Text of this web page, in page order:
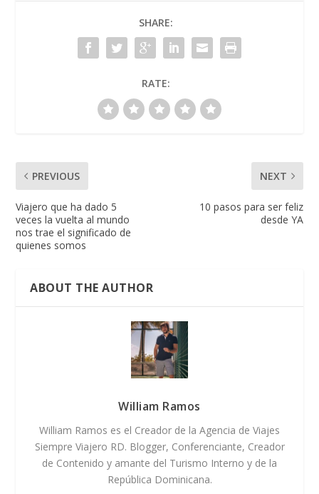
SHARE:
RATE:
PREVIOUS
Viajero que ha dado 5
veces la vuelta al mundo
nos trae el significado de
quienes somos
NEXT
10 pasos para ser feliz
desde YA
ABOUT THE AUTHOR
William Ramos
William Ramos es el Creador de la Agencia de Viajes
Siempre Viajero RD. Blogger, Conferenciante, Creador
de Contenido y amante del Turismo Interno y de la
República Dominicana.